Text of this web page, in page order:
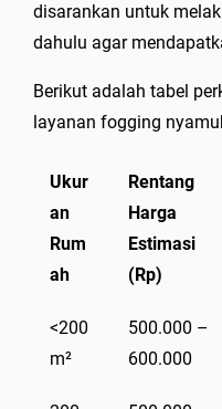
disarankan untuk
dahulu agar
Berikut adalah tabel
layanan fogging
Ukur
an
Rum
ah
Rentang
Harga
Estimasi
(Rp)
<200
m²
500.000 –
600.000